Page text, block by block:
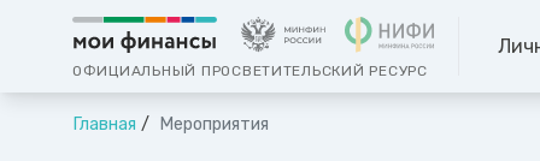
ОФИЦИАЛЬНЫЙ ПРОСВЕТИТЕЛЬСКИЙ РЕСУРС
Главная Мероприятия